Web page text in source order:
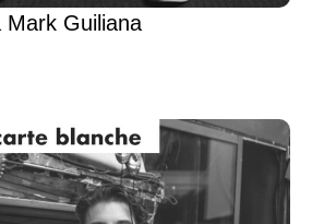
Mark Guiliana